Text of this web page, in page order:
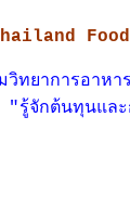
ยาการอาหา
รู้จักต้นทุนแล